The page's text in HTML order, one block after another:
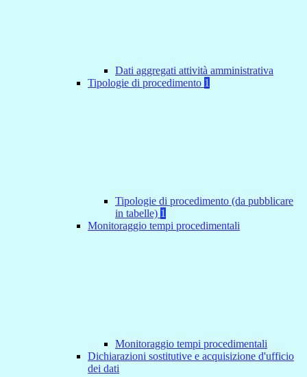
Dati aggregati attività amministrativa
Tipologie di procedimento 1
Tipologie di procedimento (da pubblicare
in tabelle) 1
Monitoraggio tempi procedimentali
Monitoraggio tempi procedimentali
Dichiarazioni sostitutive e acquisizione d'ufficio
dei dati